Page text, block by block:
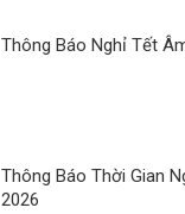
Thông Báo Nghỉ Tết
Thông Báo Thời Gian
2026